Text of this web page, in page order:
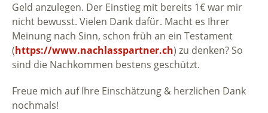
Geld anzulegen. Der Einstieg mit bereits 1€ war mir
nicht bewusst. Vielen Dank dafür. Macht es Ihrer
Meinung nach Sinn, schon früh an ein Testament
(https://www.nachlasspartner.ch) zu denken? So
sind die Nachkommen bestens geschützt.
Freue mich auf Ihre Einschätzung & herzlichen Dank
nochmals!